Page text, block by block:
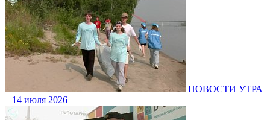
НОВОСТИ УТРА
– 14 июля 2026